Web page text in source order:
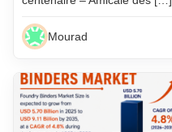
Mourad